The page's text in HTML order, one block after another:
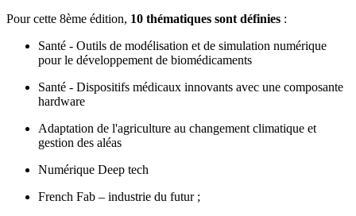
Pour cette 8ème édition, 10 thématiques sont définies :
Santé - Outils de modélisation et de simulation numérique
pour le développement de biomédicaments
Santé - Dispositifs médicaux innovants avec une composante
hardware
Adaptation de l'agriculture au changement climatique et
gestion des aléas
Numérique Deep tech
French Fab – industrie du futur ;